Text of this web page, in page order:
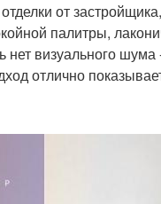
от
палитры,
визуального шума
отлично